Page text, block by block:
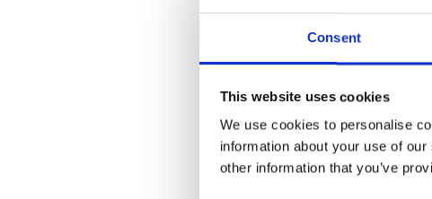
Consent
This website uses cookies
We use cookies to personalise
information about your use of
other information that you’ve